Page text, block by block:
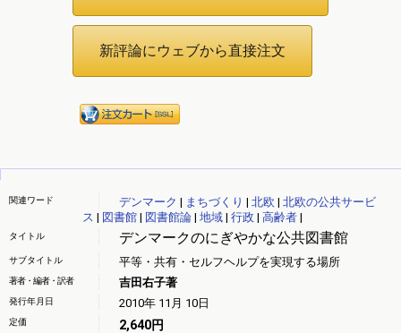
関連ワード デンマーク | まちづくり | 北欧 | 北欧の公共サービ
ス | 図書館| 図書館論| 地域| 行政 | 高齢者|
デンマークのにぎやかな公共図書館
タイトル
サブタイトル 平等・共有・セルフヘルプを実現する場所
著者・編者・訳者 吉田右子著
発行年月日 2010年 11月 10日
定価 2,640円